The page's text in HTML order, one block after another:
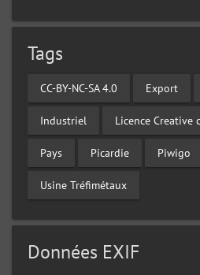
Tags
CC-BY-NC-SA 4.0 Export
Industriel Licence Creative
Pays Picardie Piwigo
Usine Tréfimétaux
Données EXIF